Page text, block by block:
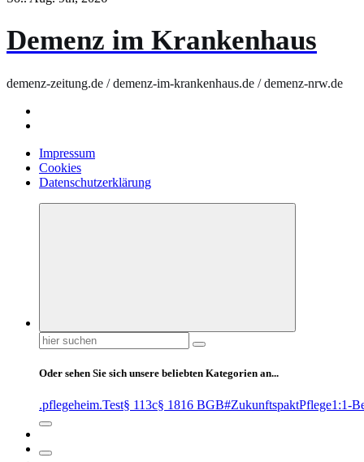
Demenz im Krankenhaus
demenz-zeitung.de / demenz-im-krankenhaus.de / demenz-nrw.de
Impressum
Cookies
Datenschutzerklärung
Suchen
nach:
Oder sehen Sie sich unsere beliebten Kategorien an...
.pflegeheim.Test§ 113c§ 1816 BGB#ZukunftspaktPflege1:1-